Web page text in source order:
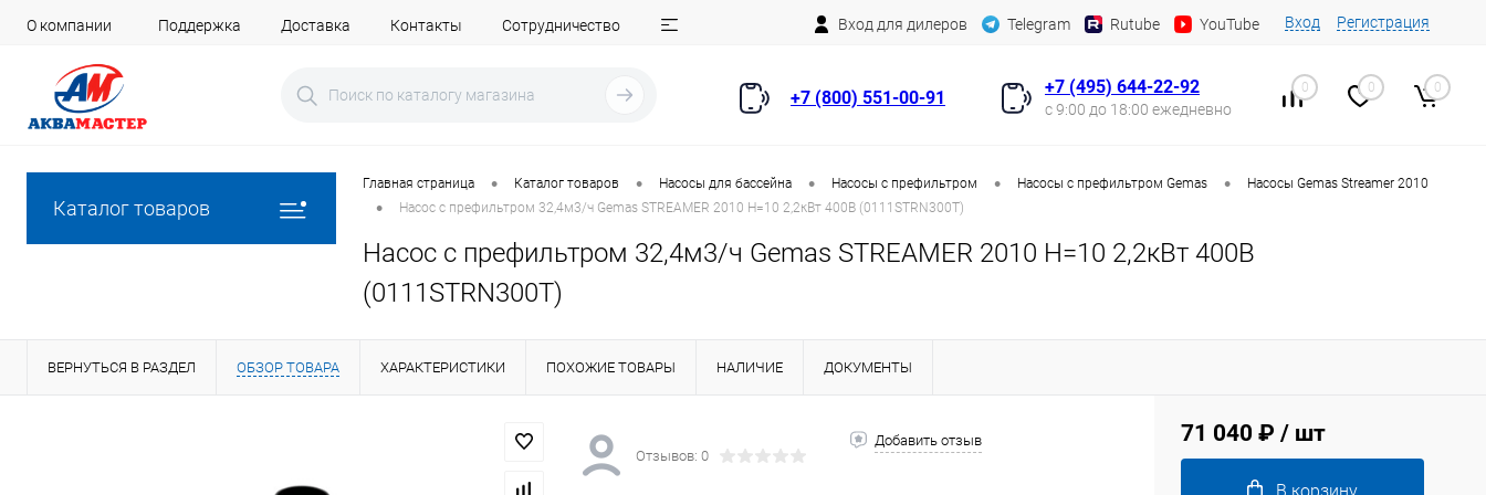
О компании Поддержка Доставка Контакты Сотрудничество Вход для дилеров Telegram Rutube YouTube Вход Регистрация
+7 (800) 551-00-91
+7 (495) 644-22-92
с 9:00 до 18:00 ежедневно
0 0 0
Каталог товаров
Главная страница • Каталог товаров • Насосы для бассейна • Насосы с префильтром • Насосы с префильтром Gemas • Насосы Gemas Streamer 2010
• Насос с префильтром 32,4м3/ч Gemas STREAMER 2010 Н=10 2,2кВт 400В (0111STRN300T)
Насос с префильтром 32,4м3/ч Gemas STREAMER 2010 Н=10 2,2кВт 400В
(0111STRN300T)
ВЕРНУТЬСЯ В РАЗДЕЛ ОБЗОР ТОВАРА ХАРАКТЕРИСТИКИ ПОХОЖИЕ ТОВАРЫ НАЛИЧИЕ ДОКУМЕНТЫ
Отзывов: 0
Добавить отзыв 71 040 ₽ / шт